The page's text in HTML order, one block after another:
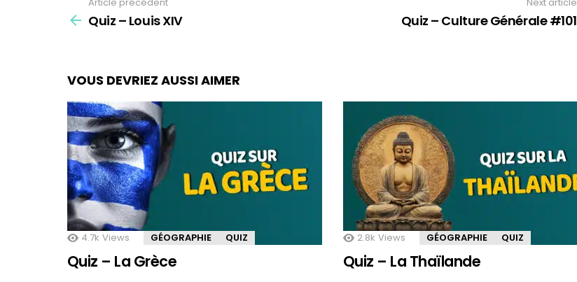
moreQuiz – Louis XIV Quiz – Culture Générale #101
VOUS DEVRIEZ AUSSI AIMER
4.7k Views GÉOGRAPHIE QUIZ
Quiz – La Grèce
2.8k Views GÉOGRAPHIE QUIZ
Quiz – La Thaïlande